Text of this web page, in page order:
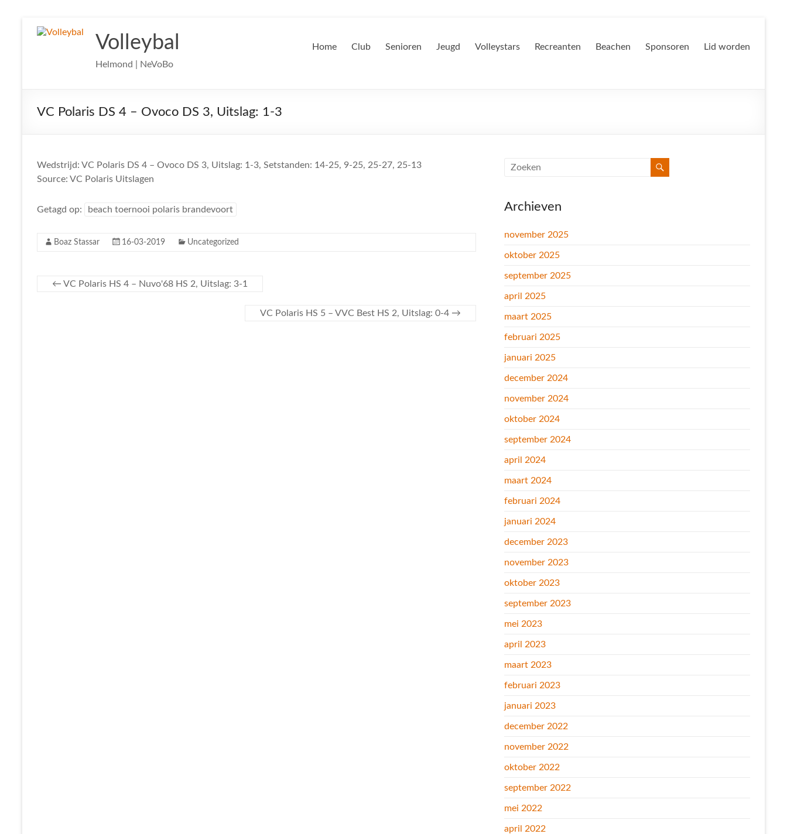
naar
Volleybal
Helmond | NeVoBo
Home Club Senioren Jeugd Volleystars Recreanten Beachen Sponsoren Lid worden
VC Polaris DS 4 – Ovoco DS 3, Uitslag: 1-3
Wedstrijd: VC Polaris DS 4 – Ovoco DS 3, Uitslag: 1-3, Setstanden: 14-25, 9-25, 25-27, 25-13
Source: VC Polaris Uitslagen
Getagd op: beach toernooi polaris brandevoort
Boaz Stassar 16-03-2019 Uncategorized
← VC Polaris HS 4 – Nuvo'68 HS 2, Uitslag: 3-1
VC Polaris HS 5 – VVC Best HS 2, Uitslag: 0-4 →
Archieven
november 2025
oktober 2025
september 2025
april 2025
maart 2025
februari 2025
januari 2025
december 2024
november 2024
oktober 2024
september 2024
april 2024
maart 2024
februari 2024
januari 2024
december 2023
november 2023
oktober 2023
september 2023
mei 2023
april 2023
maart 2023
februari 2023
januari 2023
december 2022
november 2022
oktober 2022
september 2022
mei 2022
april 2022